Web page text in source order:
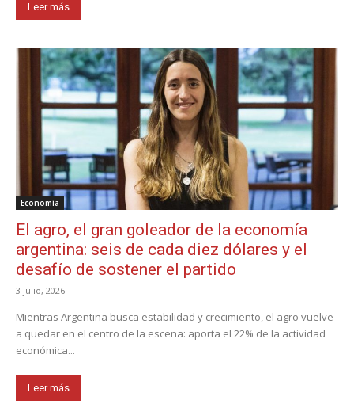
Leer más
Economía
El agro, el gran goleador de la economía
argentina: seis de cada diez dólares y el
desafío de sostener el partido
3 julio, 2026
Mientras Argentina busca estabilidad y crecimiento, el agro vuelve
a quedar en el centro de la escena: aporta el 22% de la actividad
económica...
Leer más